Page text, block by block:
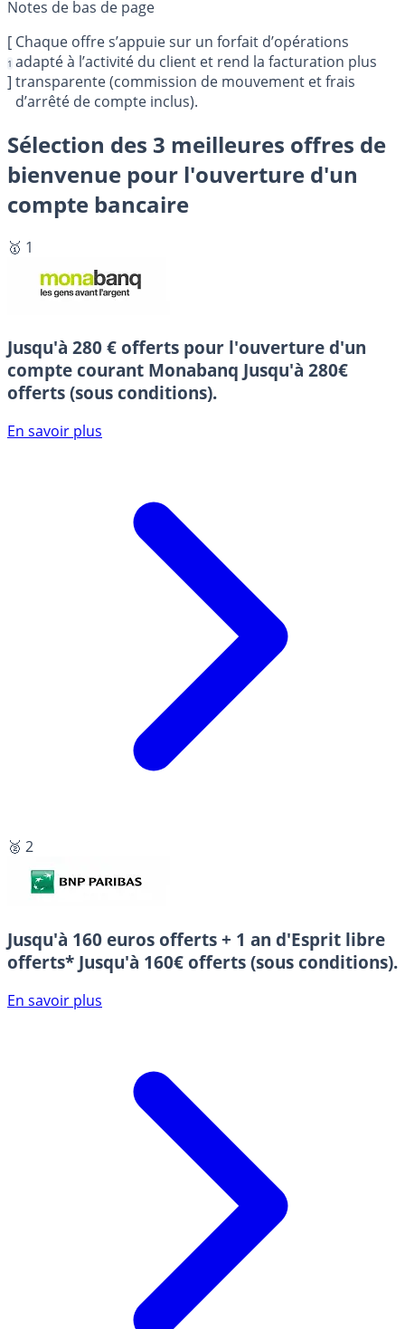
[
1
]
Chaque offre s’appuie sur un forfait d’opérations
adapté à l’activité du client et rend la facturation plus
transparente (commission de mouvement et frais
d’arrêté de compte inclus).
Sélection des 3 meilleures offres de
bienvenue pour l'ouverture d'un
compte bancaire
🥇 1
Jusqu'à 280 € offerts pour l'ouverture d'un
compte courant Monabanq Jusqu'à 280€
offerts (sous conditions).
En savoir plus
🥈 2
Jusqu'à 160 euros offerts + 1 an d'Esprit libre
offerts* Jusqu'à 160€ offerts (sous conditions).
En savoir plus